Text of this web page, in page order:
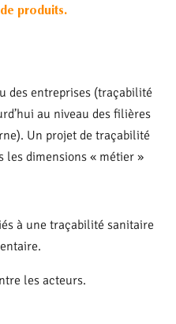
produits.
des entreprises (traçabilité
au niveau des filières
Un projet de traçabilité
les dimensions « métier »
à une traçabilité sanitaire
les acteurs.